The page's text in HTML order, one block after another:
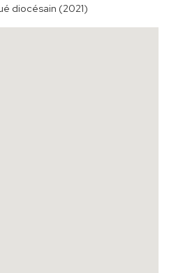
diocésain (2021)